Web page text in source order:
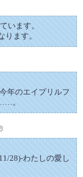
います。
ります。
年のエイプリルフ
。
28)-わたしの愛し